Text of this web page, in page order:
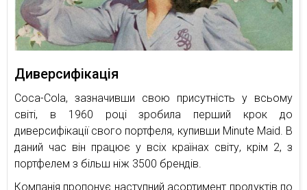
Диверсифікація
Coca-Cola, зазначивши свою присутність у всьому
світі, в 1960 році зробила перший крок до
диверсифікації свого портфеля, купивши Minute Maid. В
даний час він працює у всіх країнах світу, крім 2, з
портфелем з більш ніж 3500 брендів.
Компанія пропонує наступний асортимент продуктів по